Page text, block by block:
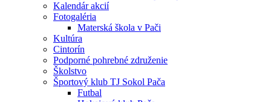
Kalendár akcií
Fotogaléria
Materská škola v Pači
Kultúra
Cintorín
Podporné pohrebné združenie
Školstvo
Športový klub TJ Sokol Pača
Futbal